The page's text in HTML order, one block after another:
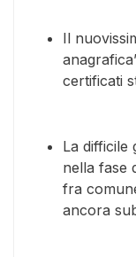
Il
certificati
La difficile
nella fase
fra
ancora